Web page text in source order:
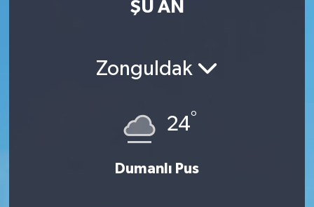
ŞU AN
Zonguldak
24°
Dumanlı Pus
ÖZEL HABER